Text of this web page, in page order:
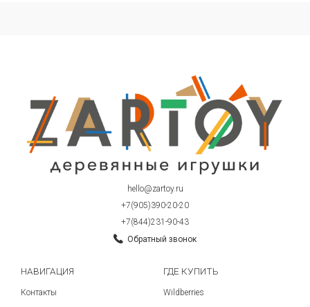
hello@zartoy.ru
+7(905)390-20-20
+7(844)231-90-43
Обратный звонок
НАВИГАЦИЯ
Контакты
ГДЕ КУПИТЬ
Wildberries